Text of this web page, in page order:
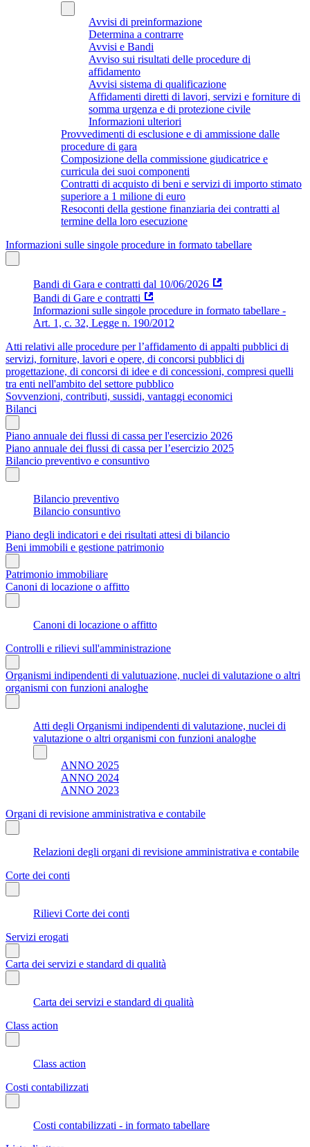
Avvisi di preinformazione
Determina a contrarre
Avvisi e Bandi
Avviso sui risultati delle procedure di
affidamento
Avvisi sistema di qualificazione
Affidamenti diretti di lavori, servizi e forniture di
somma urgenza e di protezione civile
Informazioni ulteriori
Provvedimenti di esclusione e di ammissione dalle
procedure di gara
Composizione della commissione giudicatrice e
curricula dei suoi componenti
Contratti di acquisto di beni e servizi di importo stimato
superiore a 1 milione di euro
Resoconti della gestione finanziaria dei contratti al
termine della loro esecuzione
Informazioni sulle singole procedure in formato tabellare
Bandi di Gara e contratti dal 10/06/2026
Bandi di Gare e contratti
Informazioni sulle singole procedure in formato tabellare -
Art. 1, c. 32, Legge n. 190/2012
Atti relativi alle procedure per l’affidamento di appalti pubblici di
servizi, forniture, lavori e opere, di concorsi pubblici di
progettazione, di concorsi di idee e di concessioni, compresi quelli
tra enti nell'ambito del settore pubblico
Sovvenzioni, contributi, sussidi, vantaggi economici
Bilanci
Piano annuale dei flussi di cassa per l'esercizio 2026
Piano annuale dei flussi di cassa per l’esercizio 2025
Bilancio preventivo e consuntivo
Bilancio preventivo
Bilancio consuntivo
Piano degli indicatori e dei risultati attesi di bilancio
Beni immobili e gestione patrimonio
Patrimonio immobiliare
Canoni di locazione o affitto
Canoni di locazione o affitto
Controlli e rilievi sull'amministrazione
Organismi indipendenti di valutuazione, nuclei di valutazione o altri
organismi con funzioni analoghe
Atti degli Organismi indipendenti di valutazione, nuclei di
valutazione o altri organismi con funzioni analoghe
ANNO 2025
ANNO 2024
ANNO 2023
Organi di revisione amministrativa e contabile
Relazioni degli organi di revisione amministrativa e contabile
Corte dei conti
Rilievi Corte dei conti
Servizi erogati
Carta dei servizi e standard di qualità
Carta dei servizi e standard di qualità
Class action
Class action
Costi contabilizzati
Costi contabilizzati - in formato tabellare